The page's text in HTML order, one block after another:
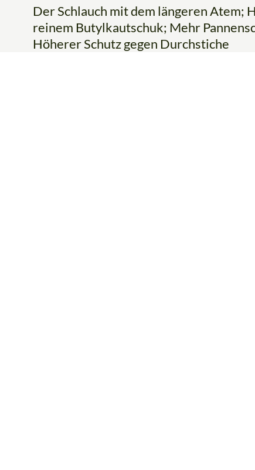
Der Schlauch mit dem längeren Atem;
reinem Butylkautschuk; Mehr
Höherer Schutz gegen Durchstiche